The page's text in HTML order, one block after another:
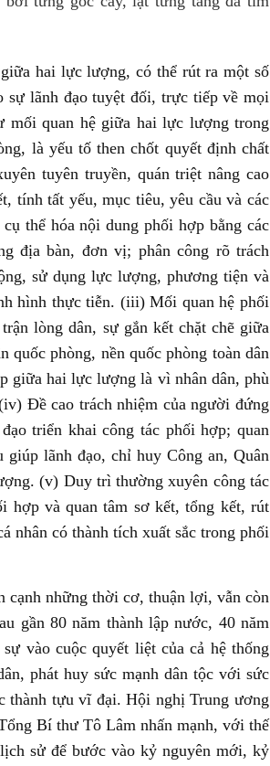
hai lực lượng, có thể rút ra một số
sự lãnh đạo tuyệt đối, trực tiếp về mọi
quan hệ giữa hai lực lượng trong
là yếu tố then chốt quyết định chất
tuyên truyền, quán triệt nâng cao
tính tất yếu, mục tiêu, yêu cầu và các
thể hóa nội dung phối hợp bằng các
địa bàn, đơn vị; phân công rõ trách
sử dụng lực lượng, phương tiện và
hình thực tiễn. (iii) Mối quan hệ phối
lòng dân, sự gắn kết chặt chẽ giữa
quốc phòng, nền quốc phòng toàn dân
giữa hai lực lượng là vì nhân dân, phù
Đề cao trách nhiệm của người đứng
triển khai công tác phối hợp; quan
giúp lãnh đạo, chỉ huy Công an, Quân
(v) Duy trì thường xuyên công tác
hợp và quan tâm sơ kết, tổng kết, rút
nhân có thành tích xuất sắc trong phối
cạnh những thời cơ, thuận lợi, vẫn còn
gần 80 năm thành lập nước, 40 năm
vào cuộc quyết liệt của cả hệ thống
phát huy sức mạnh dân tộc với sức
thành tựu vĩ đại. Hội nghị Trung ương
Bí thư Tô Lâm nhấn mạnh, với thế
sử để bước vào kỷ nguyên mới, kỷ